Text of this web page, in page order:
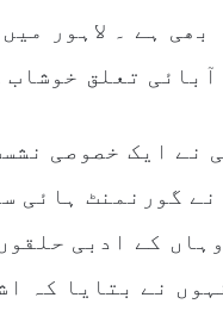
بھی ہے ۔ لاہور
آبائی تعلق
نے ایک خصوصی
نے گورنمنٹ
کے ادبی
نے بتایا کہ